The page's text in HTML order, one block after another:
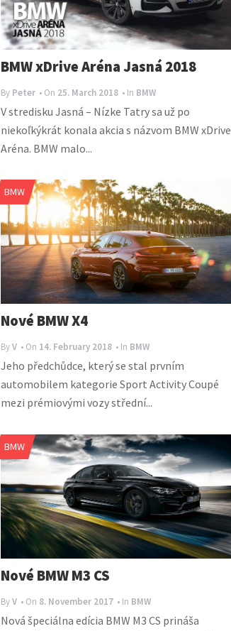
BMW xDrive Aréna Jasná 2018
By Peter • On 25. March 2018 • In BMW
V stredisku Jasná – Nízke Tatry sa už po
niekoľkýkrát konala akcia s názvom BMW xDrive
Aréna. BMW malo...
BMW
Nové BMW X4
ByV • On 14. February 2018 • In BMW
Jeho předchůdce, který se stal prvním
automobilem kategorie Sport Activity Coupé
mezi prémiovými vozy střední...
BMW
Nové BMW M3 CS
ByV • On 8. November 2017 • In BMW
Nová špeciálna edícia BMW M3 CS prináša